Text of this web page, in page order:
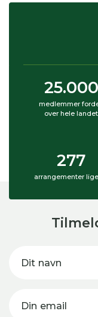
25.000
medlemmer
over hele landet
277
arrangementer
Dit navn
Din email